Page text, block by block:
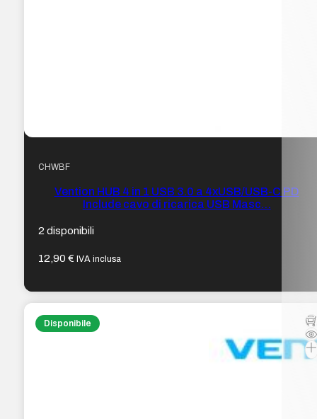
CHWBF
Vention HUB 4 in 1 USB 3.0 a 4xUSB/USB-C PD
Include cavo di ricarica USB Masc…
2 disponibili
12,90€ IVA inclusa
Disponibile